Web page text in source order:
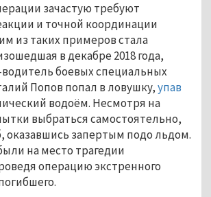
зачастую требуют
и точной координации
из таких примеров стала
в декабре 2018 года,
боевых специальных
Попов попал в ловушку, упав
водоём. Несмотря на
выбраться самостоятельно,
оказавшись запертым подо льдом.
на место трагедии
операцию экстренного